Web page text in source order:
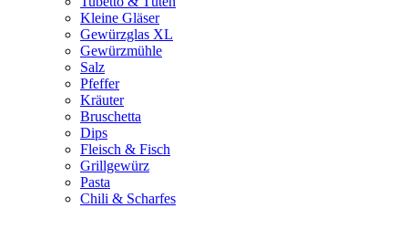
Kleine Gläser
Gewürzglas XL
Gewürzmühle
Salz
Pfeffer
Kräuter
Bruschetta
Dips
Fleisch & Fisch
Grillgewürz
Pasta
Chili & Scharfes